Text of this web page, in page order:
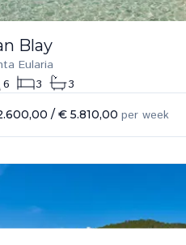
Blay
Eularia
6
3 3
/ € 5.810,00 per week